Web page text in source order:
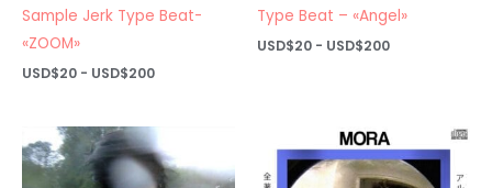
Sample Jerk Type Beat-
«ZOOM»
USD$20 - USD$200Rango
desde
USD$20
hasta
USD$200
Type Beat – «Angel»
USD$20 - USD$200Rango
USD$200